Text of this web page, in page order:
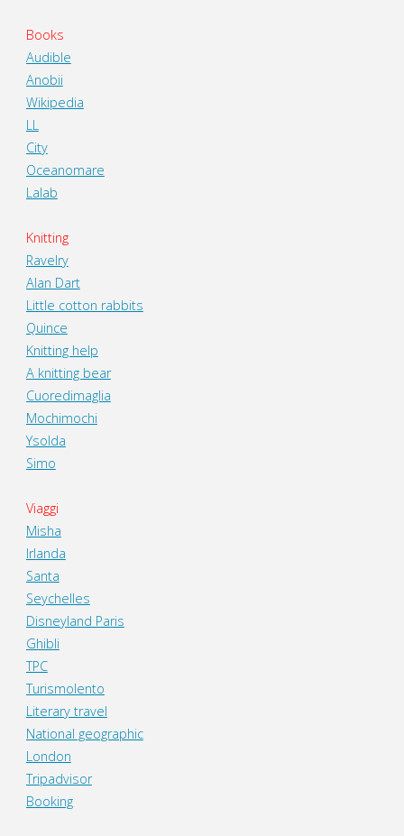
Books
Audible
Anobii
Wikipedia
LL
City
Oceanomare
Lalab
Knitting
Ravelry
Alan Dart
Little cotton rabbits
Quince
Knitting help
A knitting bear
Cuoredimaglia
Mochimochi
Ysolda
Simo
Viaggi
Misha
Irlanda
Santa
Seychelles
Disneyland Paris
Ghibli
TPC
Turismolento
Literary travel
National geographic
London
Tripadvisor
Booking